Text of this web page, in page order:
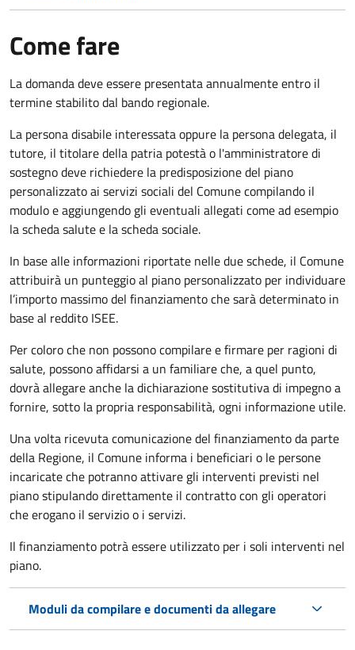
Come fare
La domanda deve essere presentata annualmente entro il
termine stabilito dal bando regionale.
La persona disabile interessata oppure la persona delegata, il
tutore, il titolare della patria potestà o l'amministratore di
sostegno deve richiedere la predisposizione del piano
personalizzato ai servizi sociali del Comune compilando il
modulo e aggiungendo gli eventuali allegati come ad esempio
la scheda salute e la scheda sociale.
In base alle informazioni riportate nelle due schede, il Comune
attribuirà un punteggio al piano personalizzato per individuare
l’importo massimo del finanziamento che sarà determinato in
base al reddito ISEE.
Per coloro che non possono compilare e firmare per ragioni di
salute, possono affidarsi a un familiare che, a quel punto,
dovrà allegare anche la dichiarazione sostitutiva di impegno a
fornire, sotto la propria responsabilità, ogni informazione utile.
Una volta ricevuta comunicazione del finanziamento da parte
della Regione, il Comune informa i beneficiari o le persone
incaricate che potranno attivare gli interventi previsti nel
piano stipulando direttamente il contratto con gli operatori
che erogano il servizio o i servizi.
Il finanziamento potrà essere utilizzato per i soli interventi nel
piano.
Moduli da compilare e documenti da allegare